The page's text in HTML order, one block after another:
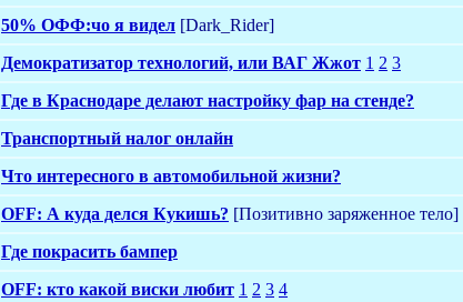
50% ОФФ:чо я видел [Dark_Rider]
Демократизатор технологий, или ВАГ Жжот 1 2 3
Где в Краснодаре делают настройку фар на стенде?
Транспортный налог онлайн
Что интересного в автомобильной жизни?
OFF: А куда делся Кукишь? [Позитивно заряженное тело]
Где покрасить бампер
OFF: кто какой виски любит 1 2 3 4